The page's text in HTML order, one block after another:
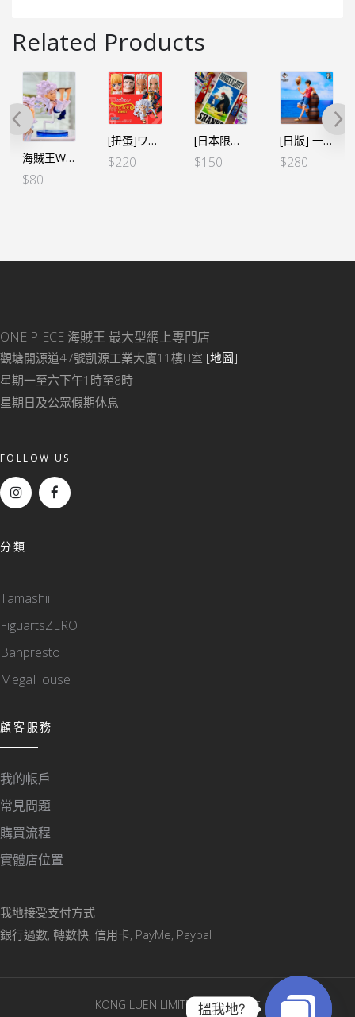
Related Products
海賊王WCF -路飛五檔 收藏套裝金屬色-C款單個
$80
[扭蛋]ワンピの実 海賊王的果實 第十九海戰 全6個SET（行）
$220
[日本限定] 海賊王 路飛紅髮 浴巾 毛巾 120CMX60CM
$150
[日版] 一番くじ -海賊王への道- A賞 路飛
$280
ONE PIECE 海賊王 最大型網上專門店
觀塘開源道47號凱源工業大廈11樓H室 [地圖]
星期一至六下午1時至8時
星期日及公眾假期休息
FOLLOW US
分類
Tamashii
FiguartsZERO
Banpresto
MegaHouse
顧客服務
我的帳戶
常見問題
購買流程
實體店位置
我地接受支付方式
銀行過數, 轉數快, 信用卡, PayMe, Paypal
KONG LUEN LIMITED © 版權所有
搵我地?